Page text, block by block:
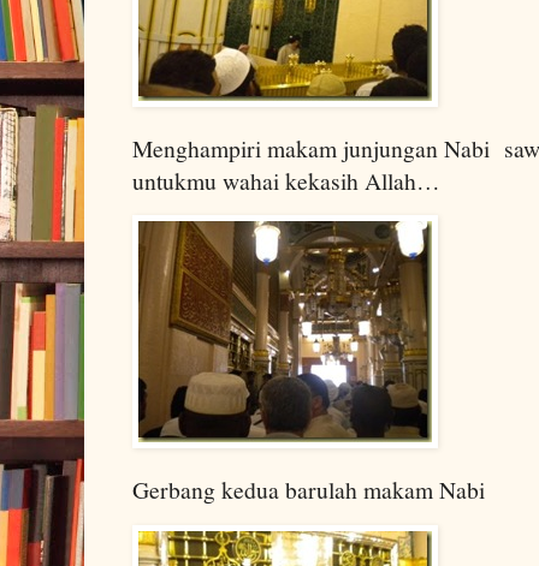
Menghampiri makam junjungan Nabi
untukmu wahai kekasih Allah…
Gerbang kedua barulah makam Nabi